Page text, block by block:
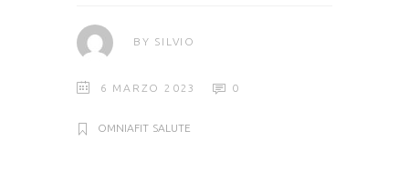
BY SILVIO
6 MARZO 2023 0
OMNIAFIT SALUTE